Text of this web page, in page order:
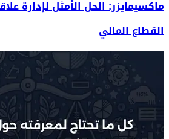
ماكسيمايزر: الحل الأمثل لإدارة
القطاع المالي